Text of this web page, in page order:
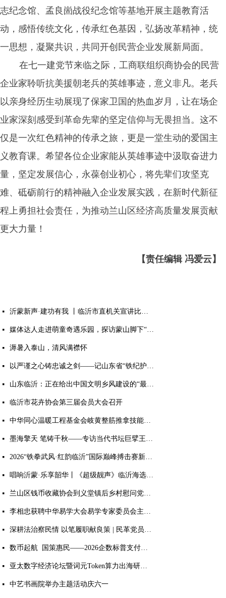
志纪念馆、孟良崮战役纪念馆等基地开展主题教育活
动，感悟传统文化，传承红色基因，弘扬改革精神，统
一思想，凝聚共识，共同开创民营企业发展新局面。
在七一建党节来临之际，工商联组织商协会的民营
企业家聆听抗美援朝老兵的英雄事迹，意义非凡。老兵
以亲身经历生动展现了保家卫国的热血岁月，让在场企
业家深刻感受到革命先辈的坚定信仰与无畏担当。这不
仅是一次红色精神的传承之旅，更是一堂生动的爱国主
义教育课。希望各位企业家能从英雄事迹中汲取奋进力
量，坚定发展信心，永葆创业初心，将先辈们攻坚克
难、砥砺前行的精神融入企业发展实践，在新时代新征
程上勇担社会责任，为推动兰山区经济高质量发展贡献
更大力量！
【责任编辑 冯爱云】
넷 沂蒙新声·建功有我 丨临沂市直机关宣讲比赛作品展演活动成功举行
넷 媒体达人走进萌童奇遇乐园，探访蒙山脚下“有温度的童话世界”
넷 溽暑入泰山，清风满襟怀
넷 以严谨之心铸忠诚之剑——记山东省“铁纪护航”先进个人、临沂市纪委监委第九审查调查室主任胡永亮
넷 山东临沂：正在给出中国文明乡风建设的“最美答案”
넷 临沂市花卉协会第三届会员大会召开
넷 中华同心温暖工程基金会岐黄整筋推拿技能培训项目顺利完成
넷 墨海擎天 笔铸千秋——专访当代书坛巨擘王杰宝
넷 2026“铁拳武风·红韵临沂”国际巅峰搏击赛新闻发布会： 麻绳古泰拳8月首登临沂擂台
넷 唱响沂蒙·乐享韶华丨《超级靓声》临沂海选落地乐享汇，零门槛免费开赛
넷 兰山区钱币收藏协会到义堂镇后乡村慰问党员老兵
넷 李相忠获聘中华易学大会易学专家委员会主任 获评多项国学荣誉
넷 深耕法治察民情 以笔履职献良策 | 民革党员孙堃获评临沂市社情民意信息工作突出个人荣誉
넷 数币起航 国策惠民——2026企数标普支付生态终端落地启动大会盛大召开
넷 亚太数字经济论坛暨词元Token算力出海研讨会于临沂圆满落幕
넷 中艺书画院举办主题活动庆六一